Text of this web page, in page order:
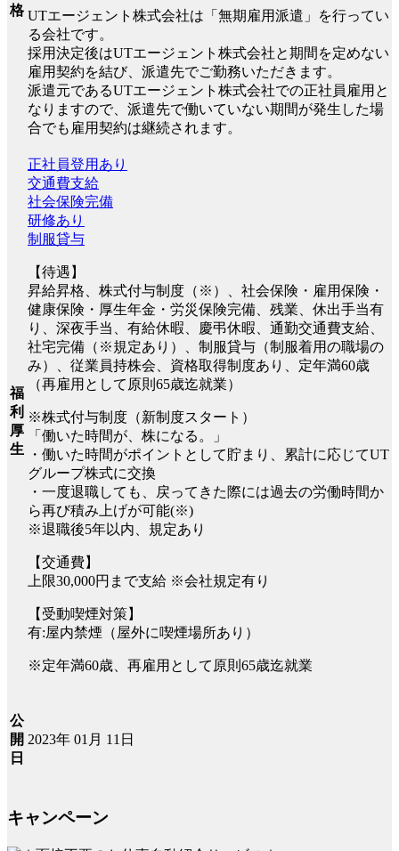
格 UTエージェント株式会社は「無期雇用派遣」を行ってい
る会社です。
採用決定後はUTエージェント株式会社と期間を定めない
雇用契約を結び、派遣先でご勤務いただきます。
派遣元であるUTエージェント株式会社での正社員雇用と
なりますので、派遣先で働いていない期間が発生した場
合でも雇用契約は継続されます。
福
利
厚
生
正社員登用あり
交通費支給
社会保険完備
研修あり
制服貸与
【待遇】
昇給昇格、株式付与制度（※）、社会保険・雇用保険・
健康保険・厚生年金・労災保険完備、残業、休出手当有
り、深夜手当、有給休暇、慶弔休暇、通勤交通費支給、
社宅完備（※規定あり）、制服貸与（制服着用の職場の
み）、従業員持株会、資格取得制度あり、定年満60歳
（再雇用として原則65歳迄就業）
※株式付与制度（新制度スタート）
「働いた時間が、株になる。」
・働いた時間がポイントとして貯まり、累計に応じてUT
グループ株式に交換
・一度退職しても、戻ってきた際には過去の労働時間か
ら再び積み上げが可能(※)
※退職後5年以内、規定あり
【交通費】
上限30,000円まで支給 ※会社規定有り
【受動喫煙対策】
有:屋内禁煙（屋外に喫煙場所あり）
※定年満60歳、再雇用として原則65歳迄就業
公
開
日
2023年 01月 11日
キャンペーン